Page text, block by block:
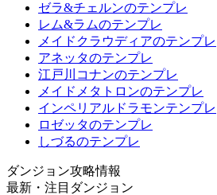
ゼラ&チェルンのテンプレ
レム&ラムのテンプレ
メイドクラウディアのテンプレ
アネッタのテンプレ
江戸川コナンのテンプレ
メイドメタトロンのテンプレ
インペリアルドラモンテンプレ
ロゼッタのテンプレ
しづるのテンプレ
ダンジョン攻略情報
最新・注目ダンジョン